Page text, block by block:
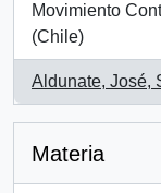
Movimiento
(Chile)
, 1 resultados
Aldunate, José,
, 1 resultados
Materia